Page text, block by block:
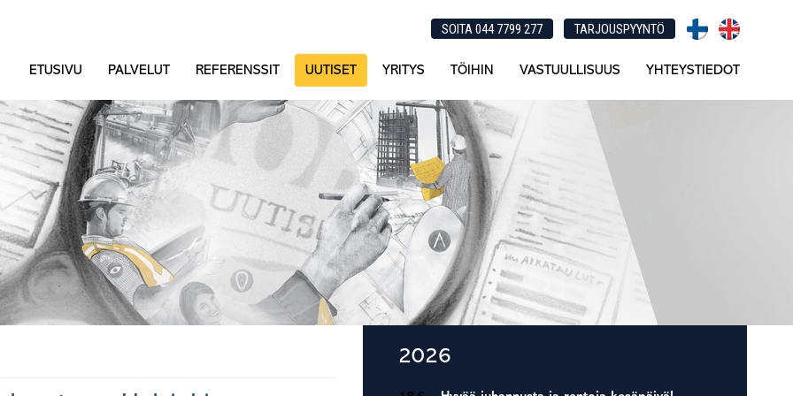
SOITA 044 7799 277 TARJOUSPYYNTÖ
ETUSIVU PALVELUT REFERENSSIT UUTISET YRITYS TÖIHIN VASTUULLISUUS YHTEYSTIEDOT
Ensisijainen
2026